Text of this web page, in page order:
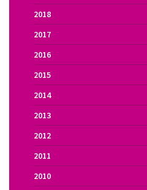
2018
2017
2016
2015
2014
2013
2012
2011
2010